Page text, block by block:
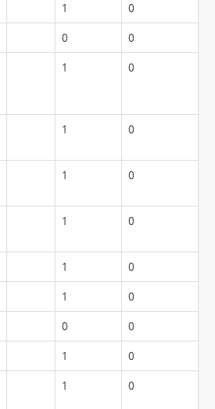
1 0
0 0
1 0
1 0
1 0
1 0
1 0
1 0
0 0
1 0
1 0